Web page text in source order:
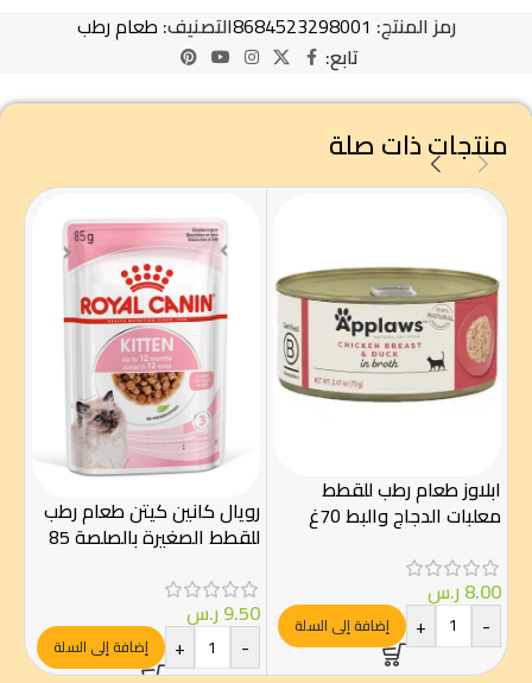
رمز المنتج: 8684523298001التصنيف: طعام رطب
تابع:
منتجات ذات صلة
ابلاوز طعام رطب للقطط
معلبات الدجاج والبط 70غ
8.00ر.س
-
+ إضافة إلى السلة
رويال كانين كيتن طعام رطب
للقطط الصغيرة بالصلصة 85
9.50ر.س
-
+ إضافة إلى السلة